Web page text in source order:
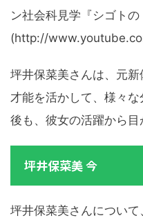
ン社会科見学『シゴトの
(http://
坪井保菜美さんは、元
才能を活かして、様々
後も、彼女の活躍から目
坪井保菜美 今
坪井保菜美さんについ